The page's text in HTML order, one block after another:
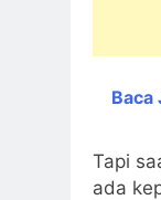
Baca
Tapi
ada